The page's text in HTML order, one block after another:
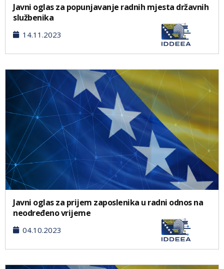
Javni oglas za popunjavanje radnih mjesta državnih
službenika
14.11.2023
Javni oglas za prijem zaposlenika u radni odnos na
neodređeno vrijeme
04.10.2023